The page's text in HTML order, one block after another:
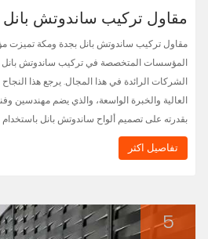
مقاول تركيب ساندوتش
مقاول تركيب ساندوتش بانل بجدة ومكة تميزت
المؤسسات المتخصصة في تركيب ساندوتش بانل
الشركات الرائدة في هذا المجال. يرجع هذا
العالية والخبرة الواسعة، والذي يضم مهندسين
بقدرته على تصميم ألواح ساندوتش بانل
تفاصيل اكثر
5